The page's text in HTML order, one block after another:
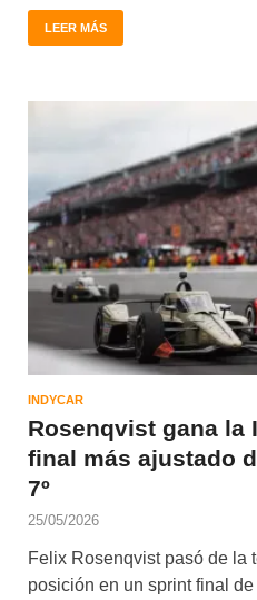
LEER MÁS
INDYCAR
Rosenqvist gana la
final más ajustado
7º
25/05/2026
Felix Rosenqvist pasó de la
posición en un sprint final